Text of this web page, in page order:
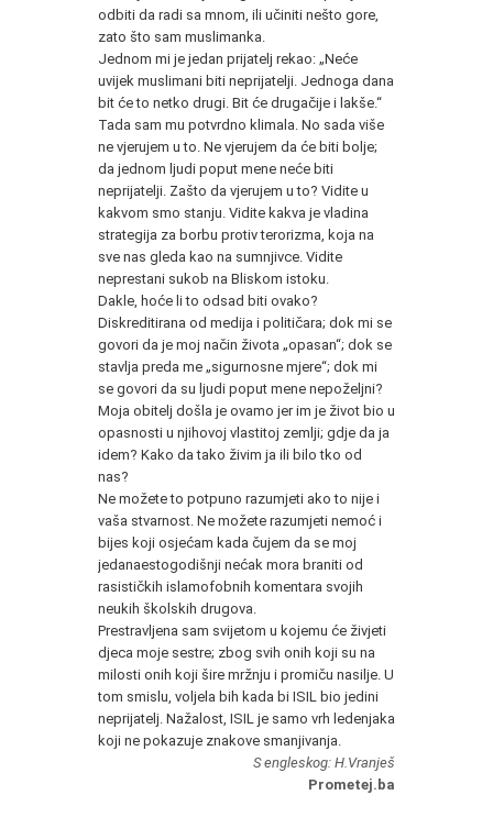
odbiti da radi sa mnom, ili učiniti nešto gore,
zato što sam muslimanka.
Jednom mi je jedan prijatelj rekao: „Neće
uvijek muslimani biti neprijatelji. Jednoga dana
bit će to netko drugi. Bit će drugačije i lakše.“
Tada sam mu potvrdno klimala. No sada više
ne vjerujem u to. Ne vjerujem da će biti bolje;
da jednom ljudi poput mene neće biti
neprijatelji. Zašto da vjerujem u to? Vidite u
kakvom smo stanju. Vidite kakva je vladina
strategija za borbu protiv terorizma, koja na
sve nas gleda kao na sumnjivce. Vidite
neprestani sukob na Bliskom istoku.
Dakle, hoće li to odsad biti ovako?
Diskreditirana od medija i političara; dok mi se
govori da je moj način života „opasan“; dok se
stavlja preda me „sigurnosne mjere“; dok mi
se govori da su ljudi poput mene nepoželjni?
Moja obitelj došla je ovamo jer im je život bio u
opasnosti u njihovoj vlastitoj zemlji; gdje da ja
idem? Kako da tako živim ja ili bilo tko od
nas?
Ne možete to potpuno razumjeti ako to nije i
vaša stvarnost. Ne možete razumjeti nemoć i
bijes koji osjećam kada čujem da se moj
jedanaestogodišnji nećak mora braniti od
rasističkih islamofobnih komentara svojih
neukih školskih drugova.
Prestravljena sam svijetom u kojemu će živjeti
djeca moje sestre; zbog svih onih koji su na
milosti onih koji šire mržnju i promiču nasilje. U
tom smislu, voljela bih kada bi ISIL bio jedini
neprijatelj. Nažalost, ISIL je samo vrh ledenjaka
koji ne pokazuje znakove smanjivanja.
S engleskog: H.Vranješ
Prometej.ba